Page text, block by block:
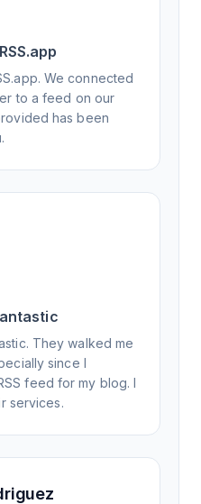
notes are in a way
and find value in.
exceptional
pushing everyone I
RSS needs.
We connected
to a feed on our
has been
They walked me
since I
feed for my blog. I
services.